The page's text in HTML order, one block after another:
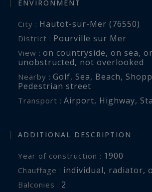
ENVIRONMENT
City : Hautot-sur-Mer (76550)
District : Pourville sur Mer
View : on countryside, on sea,
unobstructed, not overlooked
Nearby : Golf, Sea, Beach,
Pedestrian street
Transport : Airport, Highway,
ADDITIONAL DESCRIPTION
Year of construction : 1900
Chauffage : individual, radiator,
balconies : 2